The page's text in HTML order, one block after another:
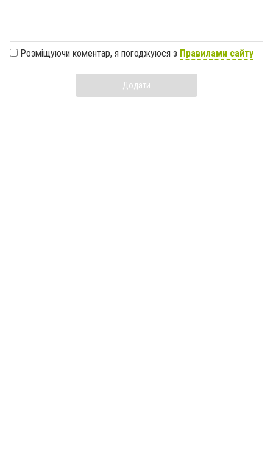
Розміщуючи коментар, я погоджуюся з Правилами сайту
Додати